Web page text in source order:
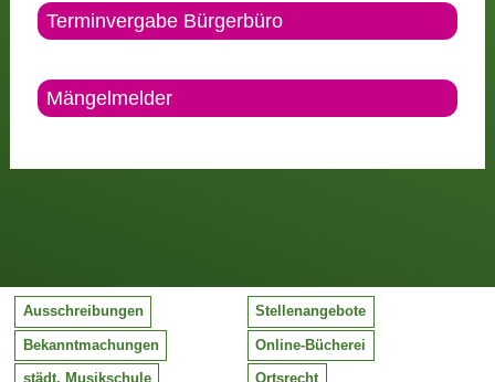
Terminvergabe Bürgerbüro
Mängelmelder
Ausschreibungen Stellenangebote
Bekanntmachungen Online-Bücherei